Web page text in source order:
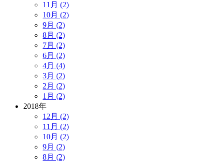
11月 (2)
10月 (2)
9月 (2)
8月 (2)
7月 (2)
6月 (2)
4月 (4)
3月 (2)
2月 (2)
1月 (2)
2018年
12月 (2)
11月 (2)
10月 (2)
9月 (2)
8月 (2)